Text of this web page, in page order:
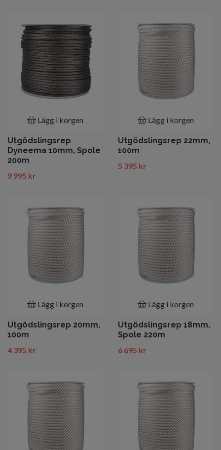
Lägg i korgen
Utgödslingsrep
Dyneema 10mm, Spole
200m
9 995 kr
Lägg i korgen
Utgödslingsrep 22mm,
100m
5 395 kr
Lägg i korgen
Utgödslingsrep 20mm,
100m
4 395 kr
Lägg i korgen
Utgödslingsrep 18mm,
Spole 220m
6 695 kr